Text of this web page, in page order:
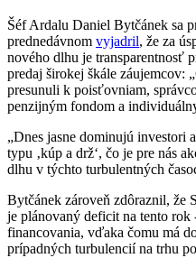
Šéf Ardalu Daniel Bytčánek sa
prednedávnom vyjadril, že za
nového dlhu je transparentnosť
predaj širokej škále záujemcov:
presunuli k poisťovniam,
penzijným fondom a
„Dnes jasne dominujú investori
typu ‚kúp a drž‘, čo je pre nás
dlhu v týchto turbulentných
Bytčánek zároveň zdôraznil, že
je plánovaný deficit na tento
financovania, vďaka čomu má
prípadných turbulencií na trhu